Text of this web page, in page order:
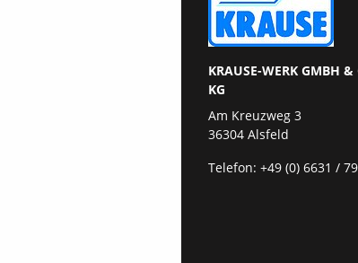
KRAUSE-WERK GMBH &
KG
Am Kreuzweg 3
36304 Alsfeld
Telefon: +49 (0) 6631 /